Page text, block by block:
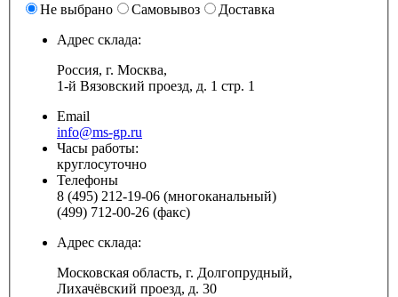
Не выбрано
Самовывоз
Доставка
Адрес склада:
Россия, г. Москва,
1-й Вязовский проезд, д. 1 стр. 1
Email
info@ms-gp.ru
Часы работы:
круглосуточно
Телефоны
8 (495) 212-19-06 (многоканальный)
(499) 712-00-26 (факс)
Адрес склада:
Московская область, г. Долгопрудный,
Лихачёвский проезд, д. 30